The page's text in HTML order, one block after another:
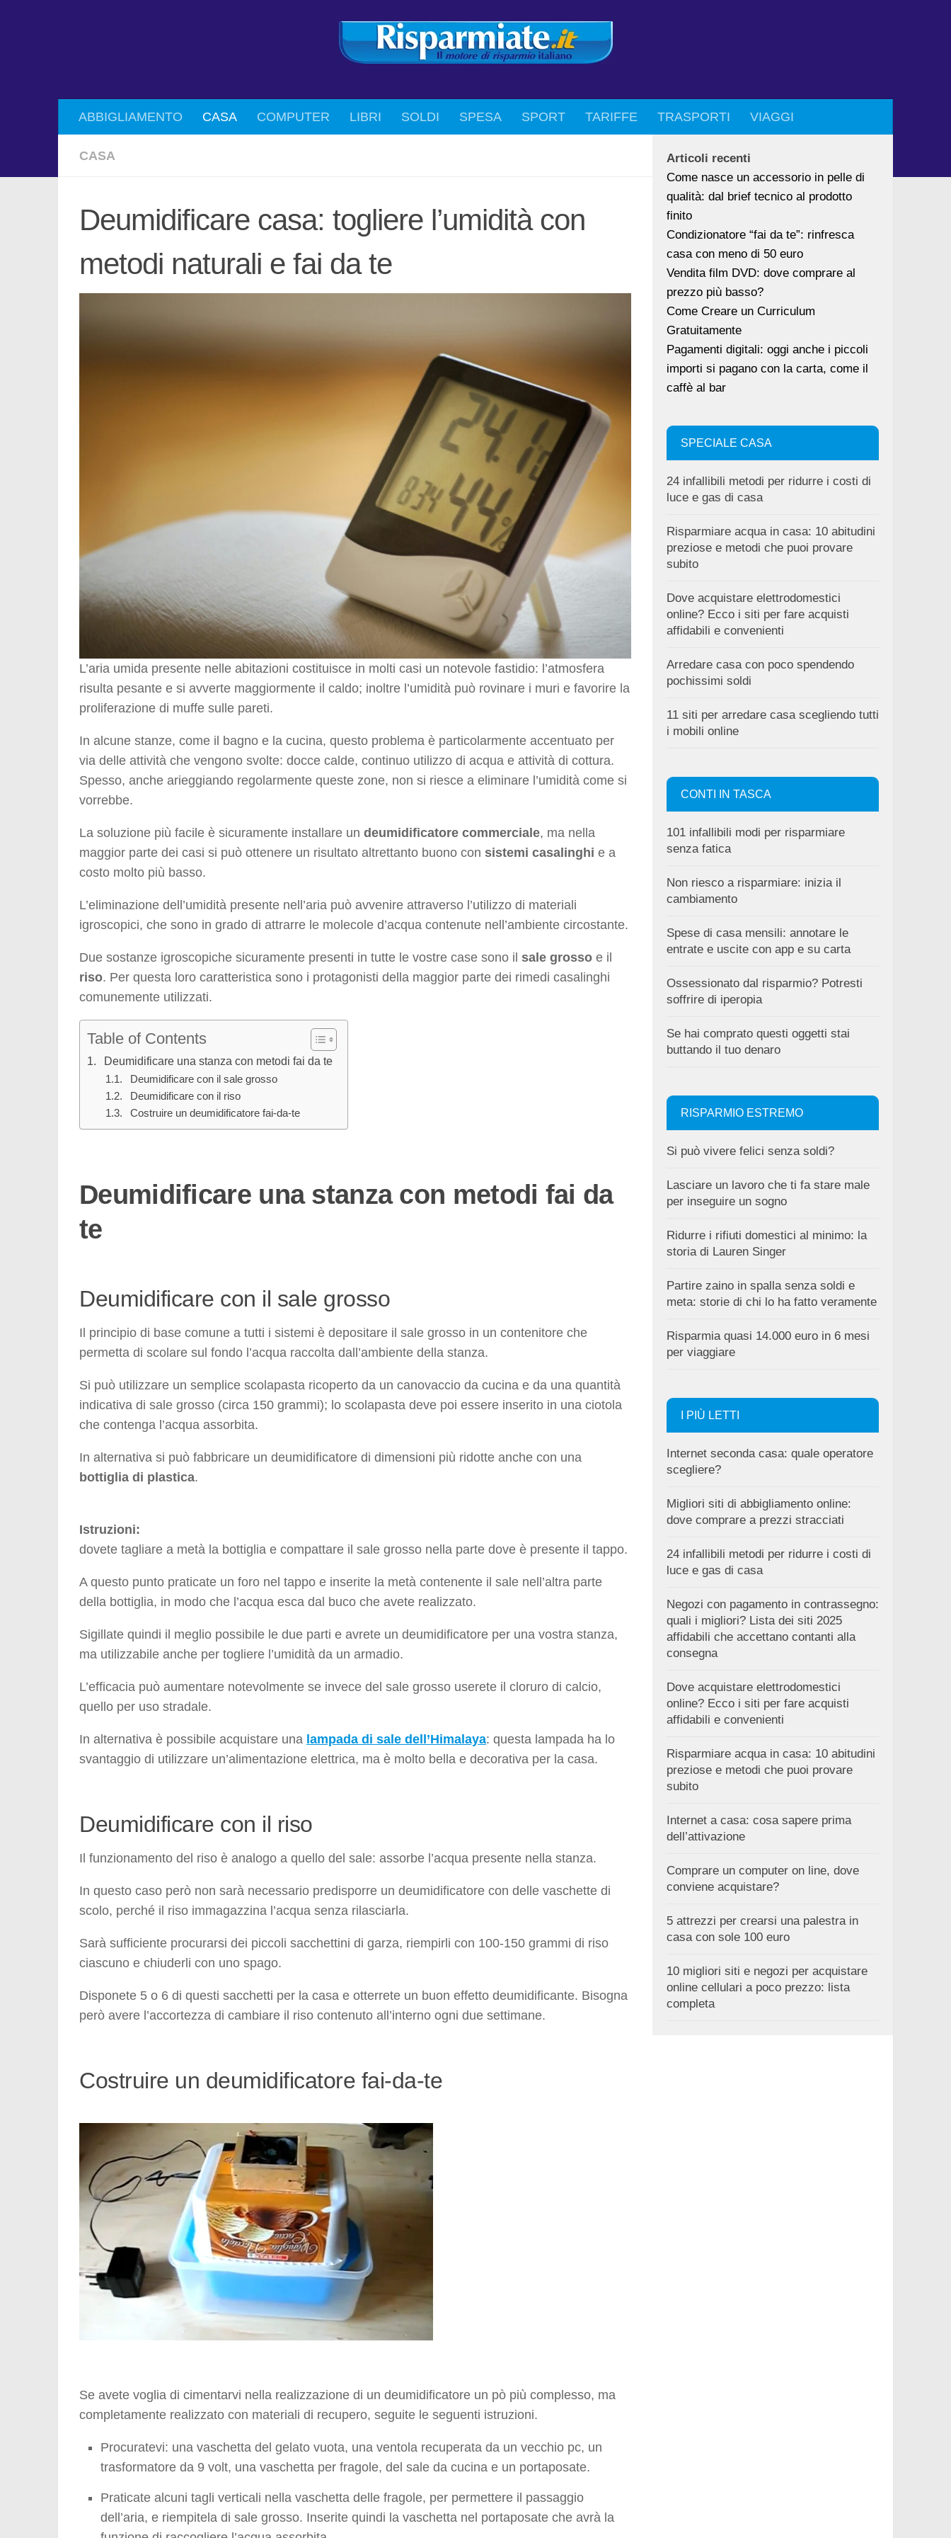
ABBIGLIAMENTO CASA COMPUTER LIBRI SOLDI SPESA SPORT TARIFFE TRASPORTI VIAGGI
CASA
Deumidificare casa: togliere l’umidità con
metodi naturali e fai da te
L’aria umida presente nelle abitazioni costituisce in molti casi un notevole fastidio: l’atmosfera
risulta pesante e si avverte maggiormente il caldo; inoltre l’umidità può rovinare i muri e favorire la
proliferazione di muffe sulle pareti.
In alcune stanze, come il bagno e la cucina, questo problema è particolarmente accentuato per
via delle attività che vengono svolte: docce calde, continuo utilizzo di acqua e attività di cottura.
Spesso, anche arieggiando regolarmente queste zone, non si riesce a eliminare l’umidità come si
vorrebbe.
La soluzione più facile è sicuramente installare un deumidificatore commerciale, ma nella
maggior parte dei casi si può ottenere un risultato altrettanto buono con sistemi casalinghi e a
costo molto più basso.
L’eliminazione dell’umidità presente nell’aria può avvenire attraverso l’utilizzo di materiali
igroscopici, che sono in grado di attrarre le molecole d’acqua contenute nell’ambiente circostante.
Due sostanze igroscopiche sicuramente presenti in tutte le vostre case sono il sale grosso e il
riso. Per questa loro caratteristica sono i protagonisti della maggior parte dei rimedi casalinghi
comunemente utilizzati.
Table of Contents
Deumidificare una stanza con metodi fai da te
Deumidificare con il sale grosso
Deumidificare con il riso
Costruire un deumidificatore fai-da-te
Deumidificare una stanza con metodi fai da
te
Deumidificare con il sale grosso
Il principio di base comune a tutti i sistemi è depositare il sale grosso in un contenitore che
permetta di scolare sul fondo l’acqua raccolta dall’ambiente della stanza.
Si può utilizzare un semplice scolapasta ricoperto da un canovaccio da cucina e da una quantità
indicativa di sale grosso (circa 150 grammi); lo scolapasta deve poi essere inserito in una ciotola
che contenga l’acqua assorbita.
In alternativa si può fabbricare un deumidificatore di dimensioni più ridotte anche con una
bottiglia di plastica.
Istruzioni:
dovete tagliare a metà la bottiglia e compattare il sale grosso nella parte dove è presente il tappo.
A questo punto praticate un foro nel tappo e inserite la metà contenente il sale nell’altra parte
della bottiglia, in modo che l’acqua esca dal buco che avete realizzato.
Sigillate quindi il meglio possibile le due parti e avrete un deumidificatore per una vostra stanza,
ma utilizzabile anche per togliere l’umidità da un armadio.
L’efficacia può aumentare notevolmente se invece del sale grosso userete il cloruro di calcio,
quello per uso stradale.
In alternativa è possibile acquistare una lampada di sale dell’Himalaya: questa lampada ha lo
svantaggio di utilizzare un’alimentazione elettrica, ma è molto bella e decorativa per la casa.
Deumidificare con il riso
Il funzionamento del riso è analogo a quello del sale: assorbe l’acqua presente nella stanza.
In questo caso però non sarà necessario predisporre un deumidificatore con delle vaschette di
scolo, perché il riso immagazzina l’acqua senza rilasciarla.
Sarà sufficiente procurarsi dei piccoli sacchettini di garza, riempirli con 100-150 grammi di riso
ciascuno e chiuderli con uno spago.
Disponete 5 o 6 di questi sacchetti per la casa e otterrete un buon effetto deumidificante. Bisogna
però avere l’accortezza di cambiare il riso contenuto all’interno ogni due settimane.
Costruire un deumidificatore fai-da-te
Se avete voglia di cimentarvi nella realizzazione di un deumidificatore un pò più complesso, ma
completamente realizzato con materiali di recupero, seguite le seguenti istruzioni.
Procuratevi: una vaschetta del gelato vuota, una ventola recuperata da un vecchio pc, un
trasformatore da 9 volt, una vaschetta per fragole, del sale da cucina e un portaposate.
Praticate alcuni tagli verticali nella vaschetta delle fragole, per permettere il passaggio
dell’aria, e riempitela di sale grosso. Inserite quindi la vaschetta nel portaposate che avrà la
Articoli recenti
Come nasce un accessorio in pelle di
qualità: dal brief tecnico al prodotto
finito
Condizionatore “fai da te”: rinfresca
casa con meno di 50 euro
Vendita film DVD: dove comprare al
prezzo più basso?
Come Creare un Curriculum
Gratuitamente
Pagamenti digitali: oggi anche i piccoli
importi si pagano con la carta, come il
caffè al bar
SPECIALE CASA
24 infallibili metodi per ridurre i costi di
luce e gas di casa
Risparmiare acqua in casa: 10 abitudini
preziose e metodi che puoi provare
subito
Dove acquistare elettrodomestici
online? Ecco i siti per fare acquisti
affidabili e convenienti
Arredare casa con poco spendendo
pochissimi soldi
11 siti per arredare casa scegliendo tutti
i mobili online
CONTI IN TASCA
101 infallibili modi per risparmiare
senza fatica
Non riesco a risparmiare: inizia il
cambiamento
Spese di casa mensili: annotare le
entrate e uscite con app e su carta
Ossessionato dal risparmio? Potresti
soffrire di iperopia
Se hai comprato questi oggetti stai
buttando il tuo denaro
RISPARMIO ESTREMO
Si può vivere felici senza soldi?
Lasciare un lavoro che ti fa stare male
per inseguire un sogno
Ridurre i rifiuti domestici al minimo: la
storia di Lauren Singer
Partire zaino in spalla senza soldi e
meta: storie di chi lo ha fatto veramente
Risparmia quasi 14.000 euro in 6 mesi
per viaggiare
I PIÙ LETTI
Internet seconda casa: quale operatore
scegliere?
Migliori siti di abbigliamento online:
dove comprare a prezzi stracciati
24 infallibili metodi per ridurre i costi di
luce e gas di casa
Negozi con pagamento in contrassegno:
quali i migliori? Lista dei siti 2025
affidabili che accettano contanti alla
consegna
Dove acquistare elettrodomestici
online? Ecco i siti per fare acquisti
affidabili e convenienti
Risparmiare acqua in casa: 10 abitudini
preziose e metodi che puoi provare
subito
Internet a casa: cosa sapere prima
dell’attivazione
Comprare un computer on line, dove
conviene acquistare?
5 attrezzi per crearsi una palestra in
casa con sole 100 euro
10 migliori siti e negozi per acquistare
online cellulari a poco prezzo: lista
completa